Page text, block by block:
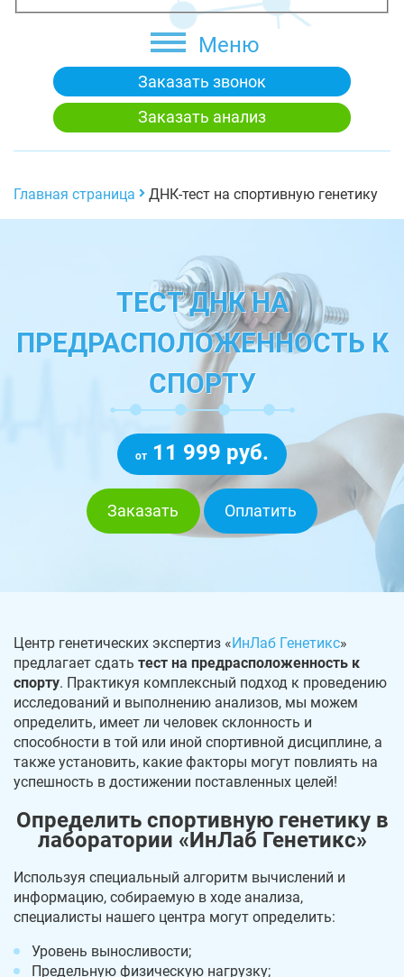
Меню
Заказать звонок
Заказать анализ
Главная страница ДНК-тест на спортивную генетику
ТЕСТ ДНК НА
ПРЕДРАСПОЛОЖЕННОСТЬ К
СПОРТУ
от 11 999 руб.
Заказать Оплатить
Центр генетических экспертиз « ИнЛаб Генетикс»
предлагает сдать тест на предрасположенность к
спорту. Практикуя комплексный подход к проведению
исследований и выполнению анализов, мы можем
определить, имеет ли человек склонность и
способности в той или иной спортивной дисциплине, а
также установить, какие факторы могут повлиять на
успешность в достижении поставленных целей!
Определить спортивную генетику в
лаборатории «ИнЛаб Генетикс»
Используя специальный алгоритм вычислений и
информацию, собираемую в ходе анализа,
специалисты нашего центра могут определить:
Уровень выносливости;
Предельную физическую нагрузку;